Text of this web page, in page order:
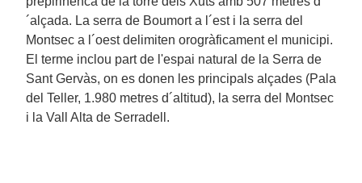
´alçada. La serra de Boumort a l´est i la serra del
Montsec a l´oest delimiten orogràficament el municipi.
El terme inclou part de l'espai natural de la Serra de
Sant Gervàs, on es donen les principals alçades (Pala
del Teller, 1.980 metres d´altitud), la serra del Montsec
i la Vall Alta de Serradell.